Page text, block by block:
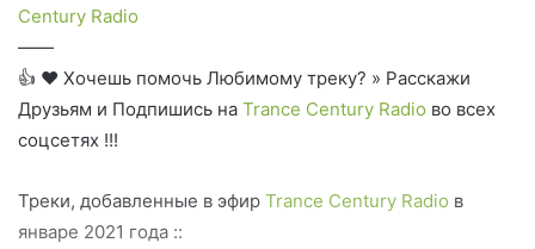
Century Radio
——
👍 ❤ Хочешь помочь Любимому треку? » Расскажи
Друзьям и Подпишись на Trance Century Radio во всех
соцсетях !!!
Треки, добавленные в эфир Trance Century Radio в
январе 2021 года ::